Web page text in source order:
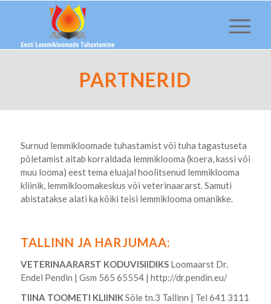
PARTNERID
Surnud lemmikloomade tuhastamist või tuha tagastuseta
põletamist aitab korraldada lemmiklooma (koera, kassi või
muu looma) eest tema eluajal hoolitsenud lemmiklooma
kliinik, lemmikloomakeskus või veterinaararst. Samuti
abistatakse alati ka kõiki teisi lemmiklooma omanikke.
TALLINN JA HARJUMAA:
VETERINAARARST KODUVISIIDIKSLoomaarst Dr.
Endel Pendin | Gsm 565 65554 | http://dr.pendin.eu/
TIINA TOOMETI KLIINIKSõle tn.3 Tallinn | Tel 641 3111